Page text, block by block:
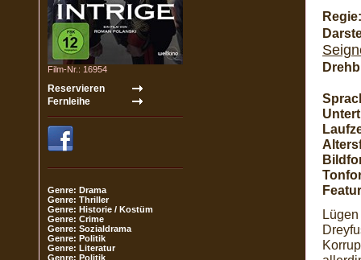
Film-Nr.: 16954
Genre: Drama
Genre: Thriller
Genre: Historie / Kostüm
Genre: Crime
Genre: Sozialdrama
Genre: Politik
Genre: Literatur
Genre: Politik
Regie: